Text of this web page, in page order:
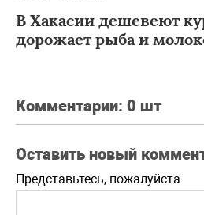
В Хакасии дешевеют
дорожает рыба и
Комментарии: 0 шт
Оставить новый
Представьтесь, пожалуйста